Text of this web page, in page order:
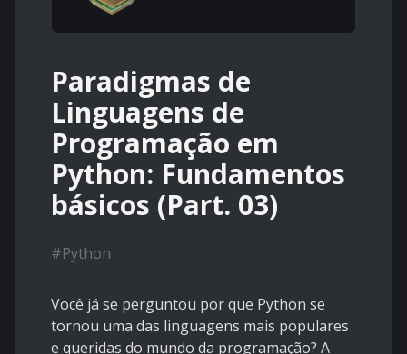
Paradigmas de
Linguagens de
Programação em
Python: Fundamentos
básicos (Part. 03)
#Python
Você já se perguntou por que Python se
tornou uma das linguagens mais populares
e queridas do mundo da programação? A